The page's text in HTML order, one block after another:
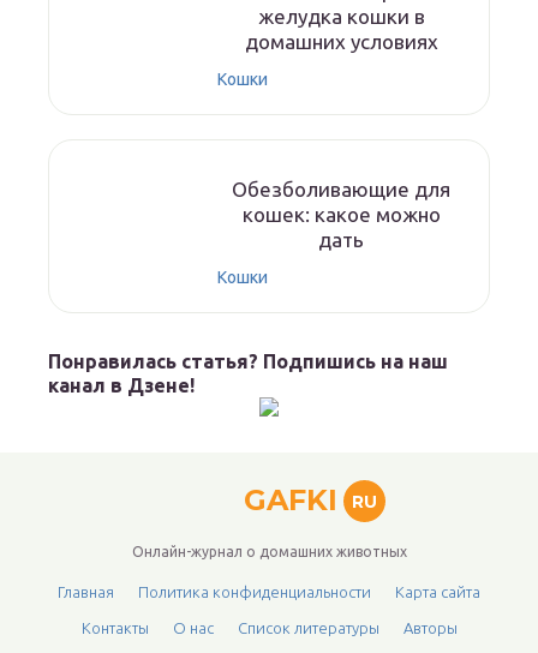
желудка кошки в
домашних условиях
Кошки
Обезболивающие для
кошек: какое можно
дать
Кошки
Понравилась статья? Подпишись на наш
канал в Дзене!
GAFKI RU
Онлайн-журнал о домашних животных
Главная Политика конфиденциальности Карта сайта
Контакты О нас Список литературы Авторы